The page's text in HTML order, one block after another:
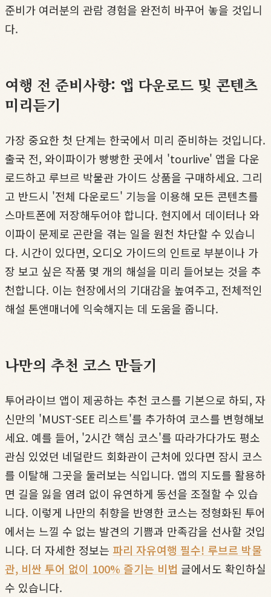
준비가 여러분의 관람 경험을 완전히 바꾸어 놓을 것입니
다.
여행 전 준비사항: 앱 다운로드 및 콘텐츠
미리듣기
가장 중요한 첫 단계는 한국에서 미리 준비하는 것입니다.
출국 전, 와이파이가 빵빵한 곳에서 'tourlive' 앱을 다운
로드하고 루브르 박물관 가이드 상품을 구매하세요. 그리
고 반드시 '전체 다운로드' 기능을 이용해 모든 콘텐츠를
스마트폰에 저장해두어야 합니다. 현지에서 데이터나 와
이파이 문제로 곤란을 겪는 일을 원천 차단할 수 있습니
다. 시간이 있다면, 오디오 가이드의 인트로 부분이나 가
장 보고 싶은 작품 몇 개의 해설을 미리 들어보는 것을 추
천합니다. 이는 현장에서의 기대감을 높여주고, 전체적인
해설 톤앤매너에 익숙해지는 데 도움을 줍니다.
나만의 추천 코스 만들기
투어라이브 앱이 제공하는 추천 코스를 기본으로 하되, 자
신만의 'MUST-SEE 리스트'를 추가하여 코스를 변형해보
세요. 예를 들어, '2시간 핵심 코스'를 따라가다가도 평소
관심 있었던 네덜란드 회화관이 근처에 있다면 잠시 코스
를 이탈해 그곳을 둘러보는 식입니다. 앱의 지도를 활용하
면 길을 잃을 염려 없이 유연하게 동선을 조절할 수 있습
니다. 이렇게 나만의 취향을 반영한 코스는 정형화된 투어
에서는 느낄 수 없는 발견의 기쁨과 만족감을 선사할 것입
니다. 더 자세한 정보는 파리 자유여행 필수! 루브르 박물
관, 비싼 투어 없이 100% 즐기는 비법 글에서도 확인하실
수 있습니다.